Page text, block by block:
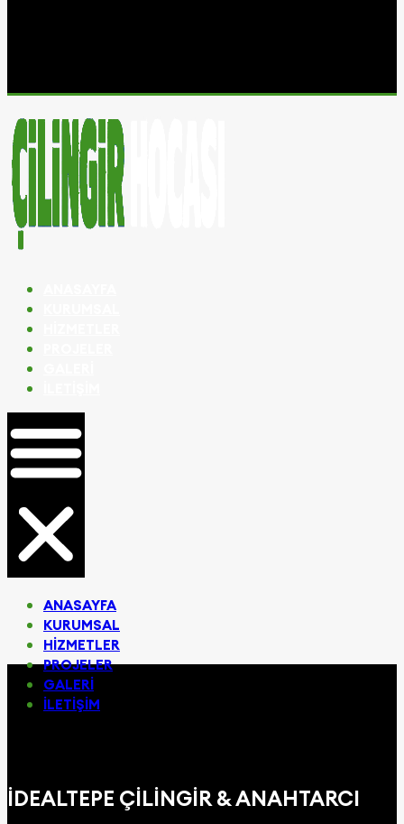
ANASAYFA
KURUMSAL
HIZMETLER
PROJELER
GALERI
İLETIŞIM
İDEALTEPE ÇILINGIR & ANAHTARCI